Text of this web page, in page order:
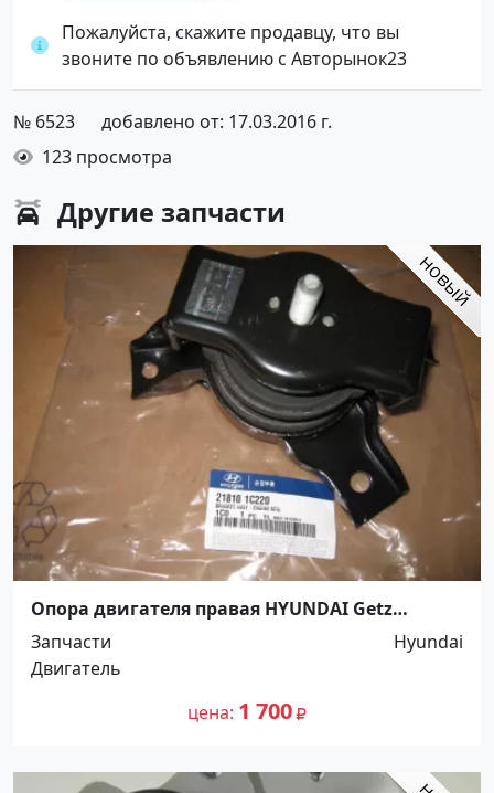
Пожалуйста, скажите продавцу, что вы
звоните по объявлению с Авторынок23
№ 6523
добавлено от: 17.03.2016 г.
123 просмотра
Другие запчасти
Опора двигателя правая HYUNDAI Getz
Краснодар
Запчасти
Hyundai
Двигатель
цена 1 700